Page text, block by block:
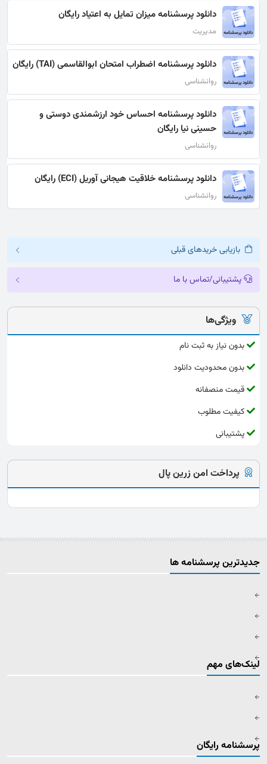
دانلود پرسشنامه میزان تمایل به اعتیاد رایگان
مدیریت
دانلود پرسشنامه اضطراب امتحان ابوالقاسمی (TAI) رایگان
روانشناسی
دانلود پرسشنامه احساس خود ارزشمندی دوستی و
حسینی نیا رایگان
روانشناسی
دانلود پرسشنامه خلاقیت هیجانی آوریل (ECI) رایگان
روانشناسی
بازیابی خریدهای قبلی
پشتیبانی/تماس با ما
ویژگی‌ها
بدون نیاز به ثبت نام
بدون محدودیت دانلود
قیمت منصفانه
کیفیت مطلوب
پشتیبانی
پرداخت امن زرین پال
جدیدترین پرسشنامه ها
لینک‌های مهم
پرسشنامه رایگان